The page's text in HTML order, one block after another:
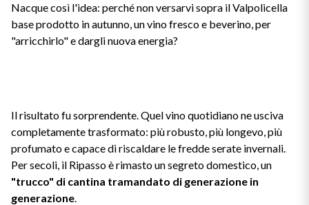
Veneto
Casali 1900
Lambrusco e Spergola
Scopri di più
Vini Laziali
Vini Pugliesi
Vini Siciliani
Vini Toscani
Nacque così l'idea: perché non versarvi sopra il Valpolicella
base prodotto in autunno, un vino fresco e beverino, per
"arricchirlo" e dargli nuova energia?
Il risultato fu sorprendente. Quel vino quotidiano ne usciva
completamente trasformato: più robusto, più longevo, più
profumato e capace di riscaldare le fredde serate invernali.
Per secoli, il Ripasso è rimasto un segreto domestico, un
"trucco" di cantina tramandato di generazione in
generazione.